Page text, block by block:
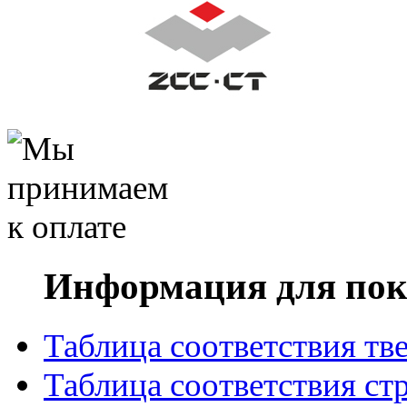
Информация для
Таблица соответствия
Таблица соответствия